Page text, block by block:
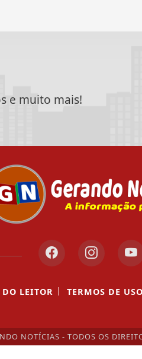
e muito mais!
LEITOR | TERMOS DE
NOTÍCIAS - TODOS OS
de navegação. Ao